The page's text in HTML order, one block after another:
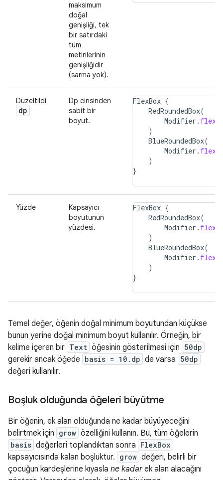
maksimum
doğal
genişliği, tek
bir satırdaki
tüm
metinlerinin
genişliğidir
(sarma yok).
Düzeltildi
dp
Dp cinsinden
sabit bir
boyut.
FlexBox {
RedRoundedBox(
Modifier . flex
)
BlueRoundedBox(
Modifier . flex
)
}
Yüzde
Kapsayıcı
boyutunun
yüzdesi.
FlexBox {
RedRoundedBox(
Modifier . flex
)
BlueRoundedBox(
Modifier . flex
)
}
Temel değer, öğenin doğal minimum boyutundan küçükse
bunun yerine doğal minimum boyut kullanılır. Örneğin, bir
kelime içeren bir Text öğesinin gösterilmesi için 50dp
gerekir ancak öğede basis = 10.dp de varsa 50dp
değeri kullanılır.
Boşluk olduğunda öğeleri büyütme
Bir öğenin, ek alan olduğunda ne kadar büyüyeceğini
belirtmek için grow özelliğini kullanın. Bu, tüm öğelerin
basis değerleri toplandıktan sonra FlexBox
kapsayıcısında kalan boşluktur. grow değeri, belirli bir
çocuğun kardeşlerine kıyasla ne kadarek alan alacağını